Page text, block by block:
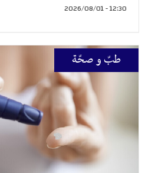
12:30 - 2026/08/01
طبّ و صحّة